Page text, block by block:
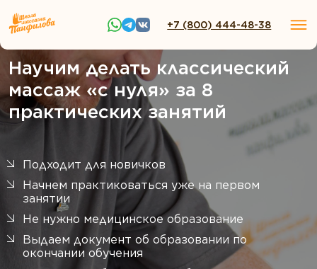
+7 (800) 444-48-38
Научим делать классический
массаж «с нуля» за 8
практических занятий
Подходит для новичков
Начнем практиковаться уже на первом
занятии
Не нужно медицинское образование
Выдаем документ об образовании по
окончании обучения